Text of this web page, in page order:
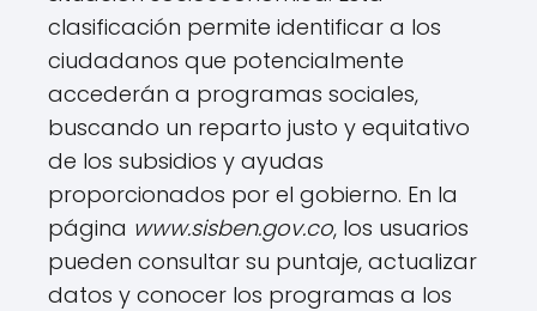
clasificación permite identificar a los
ciudadanos que potencialmente
accederán a programas sociales,
buscando un reparto justo y equitativo
de los subsidios y ayudas
proporcionados por el gobierno. En la
página www.sisben.gov.co, los usuarios
pueden consultar su puntaje, actualizar
datos y conocer los programas a los